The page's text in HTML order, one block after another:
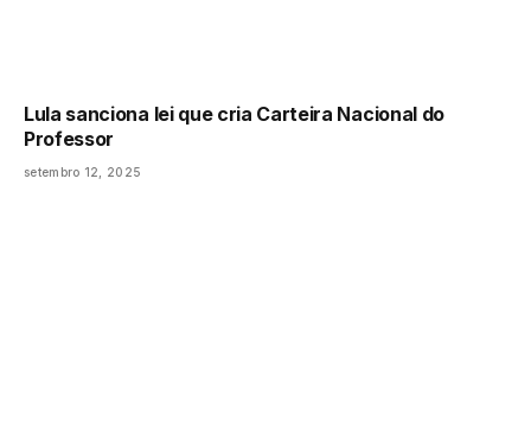
Lula sanciona lei que cria Carteira Nacional do
Professor
setembro 12, 2025